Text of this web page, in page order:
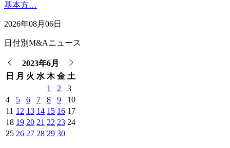
基本方…
2026年08月06日
日付別M&Aニュース
2023年6月
日
月 火 水 木 金 土
1
2
3
4
5 6 7 8 9
10
11 12 13 14 15 16 17
18 19 20 21 22 23 24
25 26 27 28 29 30